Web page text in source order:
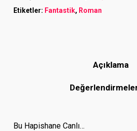
Etiketler: Fantastik, Roman
Açıklama
Bu Hapishane Canlı…